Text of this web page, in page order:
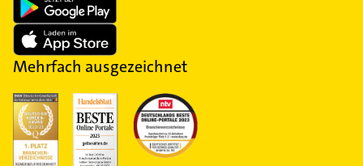
Mehrfach ausgezeichnet